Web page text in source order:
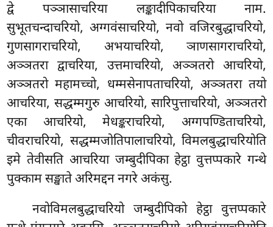
द्वे पञ्ञासाचरिया लङ्कादीपिकाचरिया नाम.
सुभूतचन्दाचरियो, अग्गवंसाचरियो, नवो वजिरबुद्धाचरियो,
गुणसागराचरियो, अभयाचरियो, ञाणसागराचरियो,
अञ्ञतरा द्वाचरिया, उत्तमाचरियो, अञ्ञतरो आचरियो,
अञ्ञतरो महामच्चो, धम्मसेनापताचरियो, अञ्ञतरा तयो
आचरिया, सद्धम्मगुरु आचरियो, सारिपुत्ताचरियो, अञ्ञतरो
एका आचरियो, मेधङ्कराचरियो, अग्गपण्डिताचरियो,
चीवराचरियो, सद्धम्मजोतिपालाचरियो, विमलबुद्धाचरियोति
इमे तेवीसति आचरिया जम्बुदीपिका हेट्ठा वुत्तप्पकारे गन्थे
पुक्काम सङ्खाते अरिमद्दन नगरे अकंसु.
नवोविमलबुद्धाचरियो जम्बुदीपिको हेट्ठा वुत्तप्पकारे